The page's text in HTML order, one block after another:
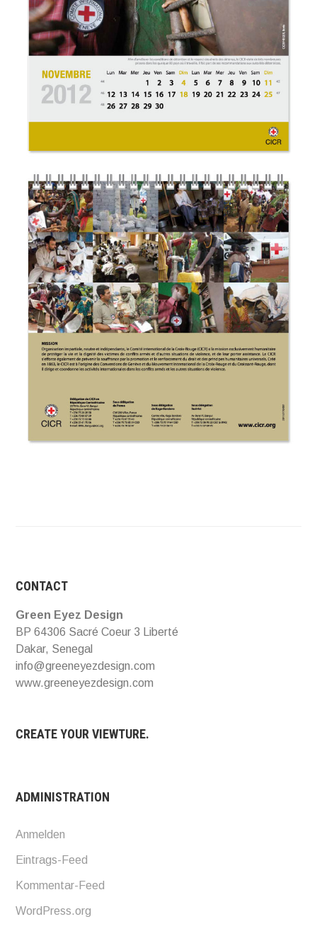
CONTACT
Green Eyez Design
BP 64306 Sacré Coeur 3 Liberté
Dakar, Senegal
info@greeneyezdesign.com
www.greeneyezdesign.com
CREATE YOUR VIEWTURE.
ADMINISTRATION
Anmelden
Eintrags-Feed
Kommentar-Feed
WordPress.org